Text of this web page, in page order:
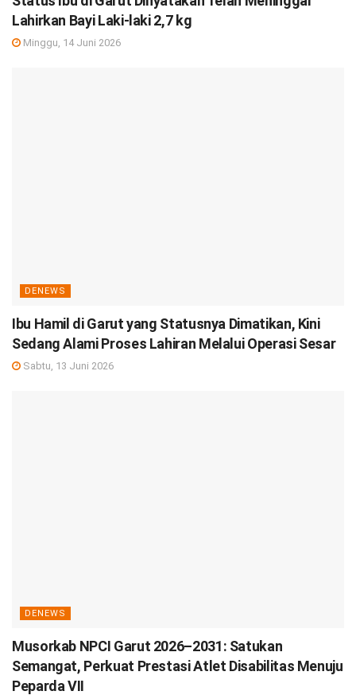
Lahirkan Bayi Laki-laki 2,7 kg
Minggu, 14 Juni 2026
DENEWS
Ibu Hamil di Garut yang Statusnya Dimatikan, Kini
Sedang Alami Proses Lahiran Melalui Operasi Sesar
Sabtu, 13 Juni 2026
DENEWS
Musorkab NPCI Garut 2026–2031: Satukan
Semangat, Perkuat Prestasi Atlet Disabilitas Menuju
Peparda VII